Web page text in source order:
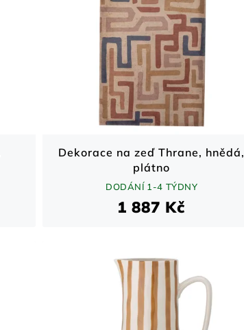
Dekorace na zeď Thrane, hnědá,
plátno
DODÁNÍ 1-4 TÝDNY
1 887 Kč